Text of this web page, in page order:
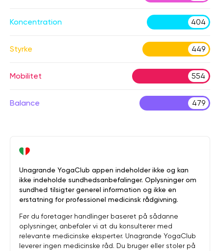
Koncentration 404
Styrke 449
Mobilitet 554
Balance 479
Unagrande YogaClub appen indeholder ikke og kan
ikke indeholde sundhedsanbefalinger. Oplysninger om
sundhed tilsigter generel information og ikke en
erstatning for professionel medicinsk rådgivning.
Før du foretager handlinger baseret på sådanne
oplysninger, anbefaler vi at du konsulterer med
relevante medicinske eksperter. Unagrande YogaClub
leverer ingen medicinske råd. Du bruger eller stoler på